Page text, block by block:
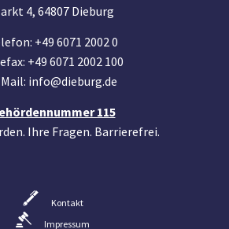
4, 64807 Dieburg
+49 6071 2002 0
+49 6071 2002 100
info@dieburg.de
115
Ihre Fragen. Barrierefrei.
Kontakt
Impressum